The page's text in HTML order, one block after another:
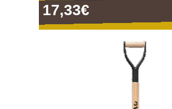
17,33€